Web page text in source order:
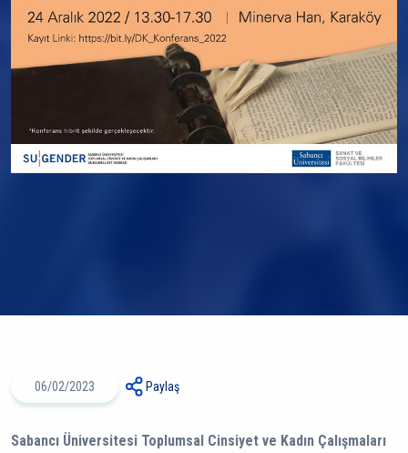
06/02/2023 Paylaş
Sabancı Üniversitesi Toplumsal Cinsiyet ve Kadın Çalışmaları